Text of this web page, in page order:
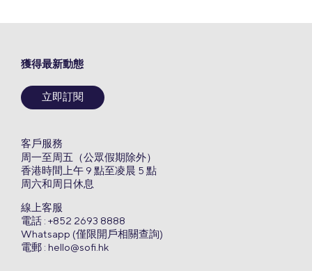
獲得最新動態
立即訂閱
客戶服務
周一至周五（公眾假期除外）
香港時間上午 9 點至凌晨 5 點
周六和周日休息
線上客服
電話 : +852 2693 8888
Whatsapp (僅限開戶相關查詢)
電郵 : hello@sofi.hk